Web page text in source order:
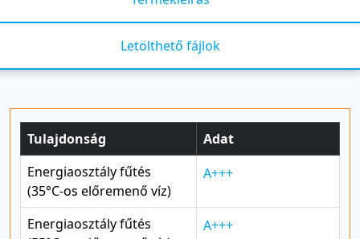
Letölthető fájlok
Tulajdonság
Adat
Energiaosztály fűtés
(35°C-os előremenő víz)
A+++
Energiaosztály fűtés
A+++